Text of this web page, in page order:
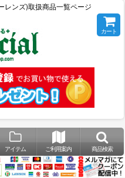
レンズ)取扱商品一覧ページ
カート
アイテム ご利用案内 商品検索